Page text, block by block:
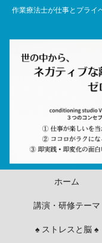
作業療法士が仕事とプライ
ホーム
講演・研修テーマ
♠ ストレスと脳 ♠